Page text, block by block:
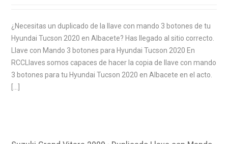
¿Necesitas un duplicado de la llave con mando 3 botones de tu
Hyundai Tucson 2020 en Albacete? Has llegado al sitio correcto.
Llave con Mando 3 botones para Hyundai Tucson 2020 En
RCCLlaves somos capaces de hacer la copia de llave con mando
3 botones para tu Hyundai Tucson 2020 en Albacete en el acto.